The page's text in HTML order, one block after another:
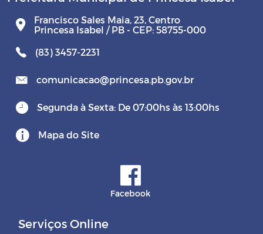
Francisco Sales Maia, 23, Centro
Princesa Isabel / PB - CEP: 58755-000
(83) 3457-2231
comunicacao@princesa.pb.gov.br
Segunda à Sexta: De 07:00hs às 13:00hs
Mapa do Site
Facebook
Serviços Online